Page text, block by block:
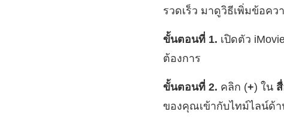
รวดเร็ว มาดูวิธีเพิ่มข้อคว
ขั้นตอนที่ 1. เปิดตัว
ต้องการ
ขั้นตอนที่ 2. คลิก (+) ใน
ของคุณเข้ากับไทม์ไลน์ด้า